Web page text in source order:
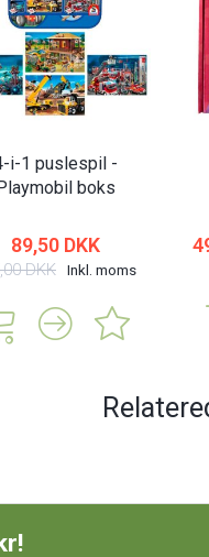
i-1 puslespil -
boks
89,50 DKK
DKK Inkl. moms